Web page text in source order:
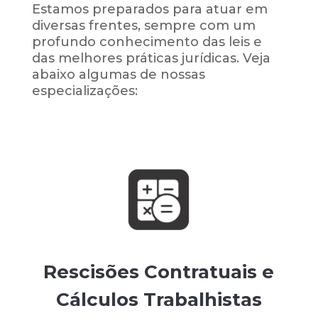
Estamos preparados para atuar em
diversas frentes, sempre com um
profundo conhecimento das leis e
das melhores práticas jurídicas. Veja
abaixo algumas de nossas
especializações:
Rescisões Contratuais e
Cálculos Trabalhistas